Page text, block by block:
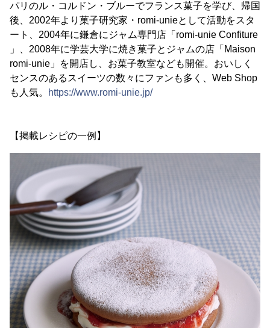
パリのル・コルドン・ブルーでフランス菓子を学び、帰国
後、2002年より菓子研究家・romi-unieとして活動をスタ
ート、2004年に鎌倉にジャム専門店「romi-unie Conﬁture
」、2008年に学芸大学に焼き菓子とジャムの店「Maison
romi-unie」を開店し、お菓子教室なども開催。おいしく
センスのあるスイーツの数々にファンも多く、Web Shop
も人気。
https://www.romi-unie.jp/
【掲載レシピの一例】